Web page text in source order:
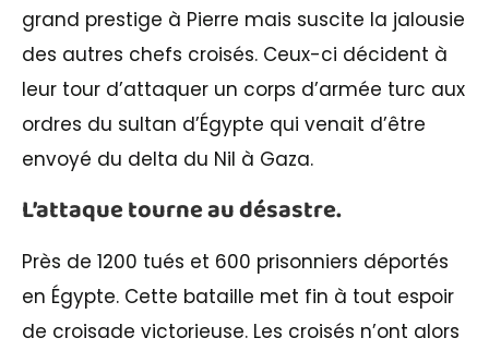
grand prestige à Pierre mais suscite la jalousie
des autres chefs croisés. Ceux-ci décident à
leur tour d’attaquer un corps d’armée turc aux
ordres du sultan d’Égypte qui venait d’être
envoyé du delta du Nil à Gaza.
L’attaque tourne au désastre.
Près de 1200 tués et 600 prisonniers déportés
en Égypte. Cette bataille met fin à tout espoir
de croisade victorieuse. Les croisés n’ont alors